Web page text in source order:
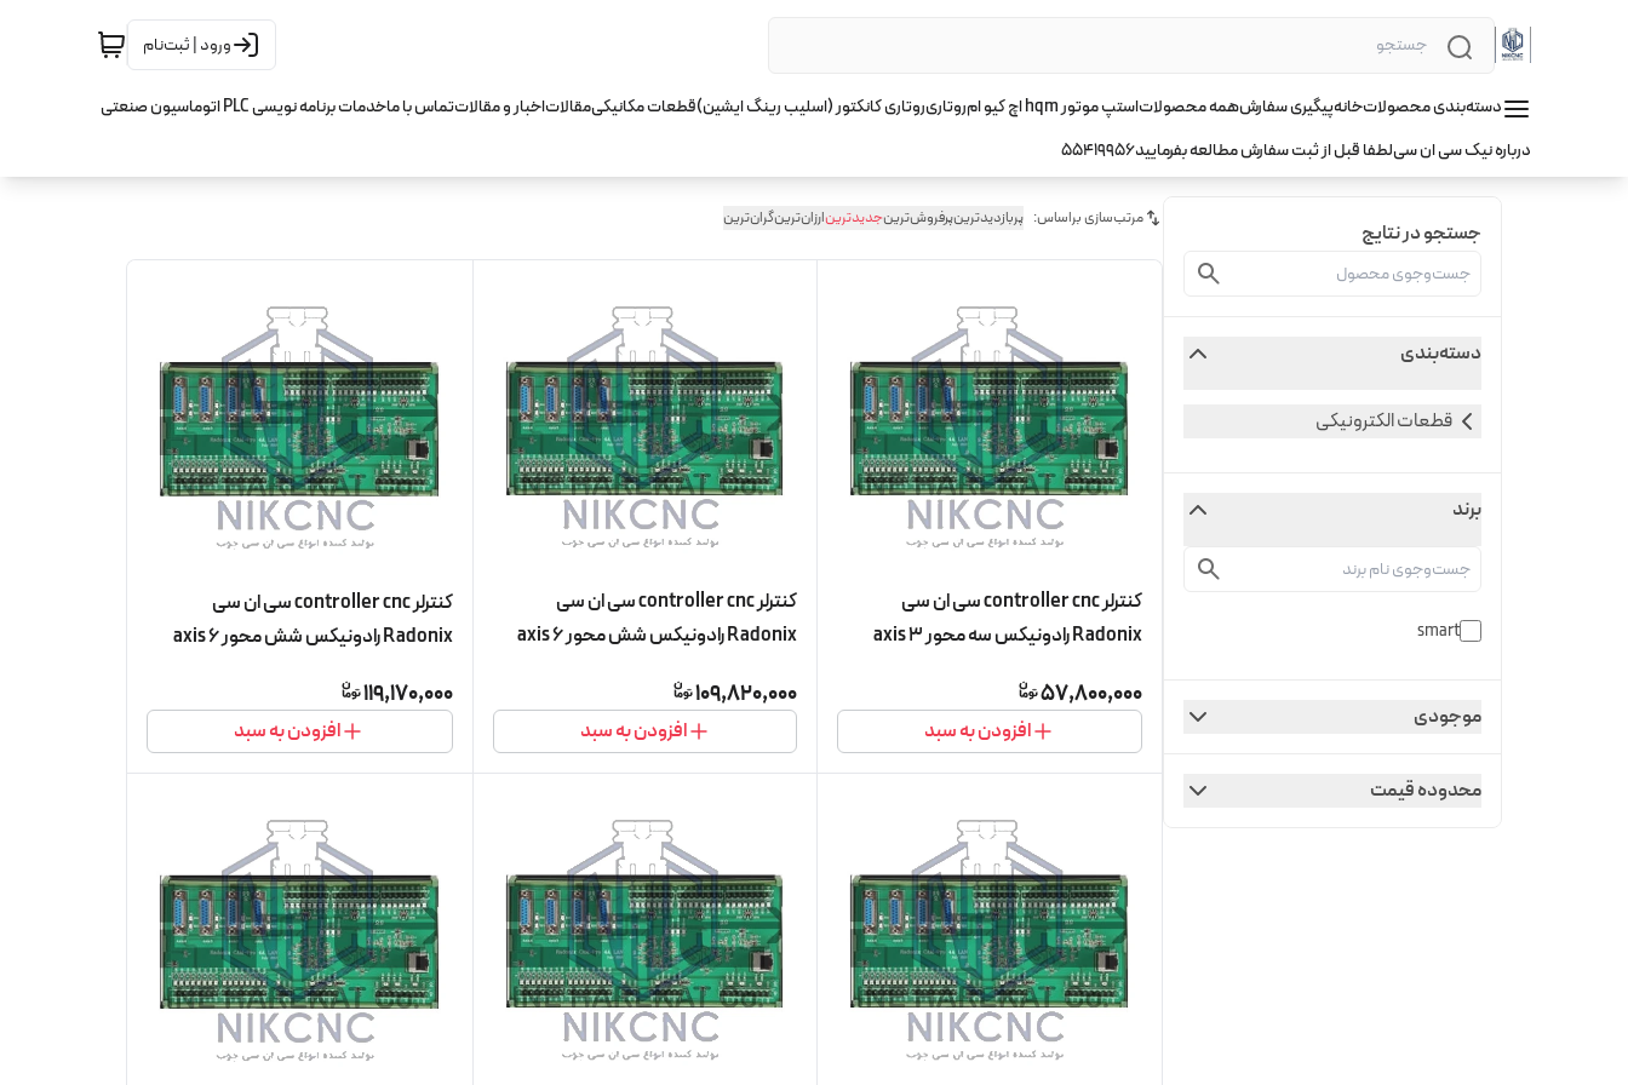
ورود | ثبت‌نام
دسته‌بندی محصولاتخانهپیگیری سفارشهمه محصولاتاستپ موتور hqm اچ کیو ام روتاریروتاری کانکتور (اسلیب رینگ ایشین)قطعات مکانیکیمقالاتاخبار و مقالاتتماس با ماخدمات برنامه نویسی PLC اتوماسیون صنعتی
درباره نیک سی ان سیلطفا قبل از ثبت سفارش مطالعه بفرمایید55419956
جستجو در نتایج
دسته‌بندی
قطعات الکترونیکی
برند
smart
موجودی
محدوده قیمت
مرتب‌سازی براساس: پربازدیدترینپرفروش‌ترینجدیدترینارزان‌ترینگران‌ترین
کنترلر controller cnc سی ان سی
Radonix رادونیکس سه محور 3 axis
محور فعال)
57,800,000
افزودن به سبد
کنترلر controller cnc سی ان سی
Radonix رادونیکس شش محور 6 axis
فعال)
109,820,000
افزودن به سبد
کنترلر controller cnc سی ان سی
Radonix رادونیکس شش محور 6 axis
فعال)
119,170,000
افزودن به سبد